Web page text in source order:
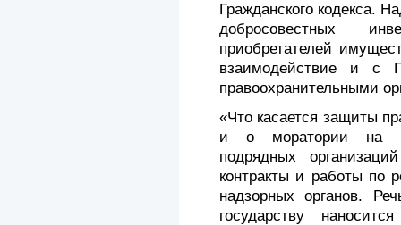
Гражданского кодекса.
добросовестных
приобретателей
взаимодействие и с
правоохранительными
«Что касается защиты
и о моратории на
подрядных
контракты и работы по
надзорных органов.
государству